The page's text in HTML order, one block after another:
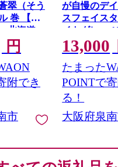
翠（そう
巻 【配
北海道・
006】
円
附でき
市
が自慢のデ
スフェイス
イトグレー
送不可地域：
沖縄・離島】
262】
13,000
たまった
POINTで
る！
大阪府泉